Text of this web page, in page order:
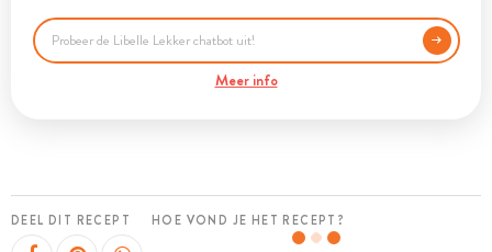
Meer info
DEEL DIT RECEPT HOE VOND JE HET RECEPT?